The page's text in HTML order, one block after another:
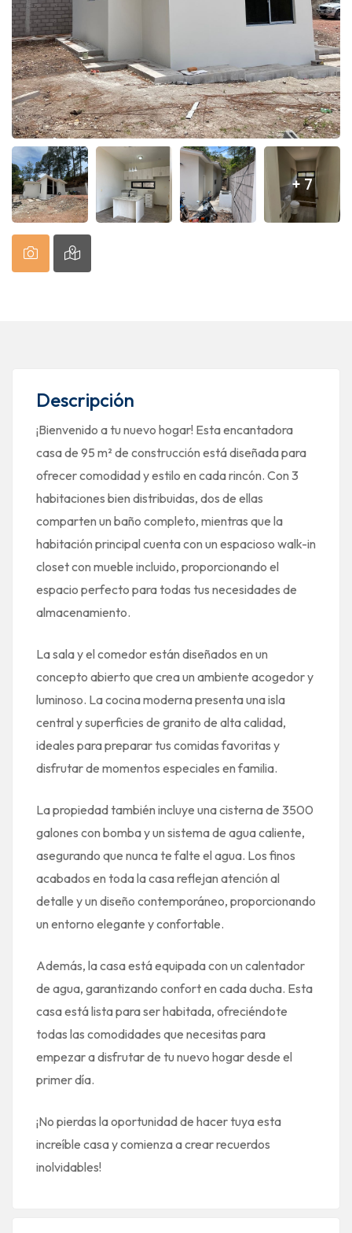
+ 7
Descripción
¡Bienvenido a tu nuevo hogar! Esta encantadora
casa de 95 m² de construcción está diseñada para
ofrecer comodidad y estilo en cada rincón. Con 3
habitaciones bien distribuidas, dos de ellas
comparten un baño completo, mientras que la
habitación principal cuenta con un espacioso walk-in
closet con mueble incluido, proporcionando el
espacio perfecto para todas tus necesidades de
almacenamiento.
La sala y el comedor están diseñados en un
concepto abierto que crea un ambiente acogedor y
luminoso. La cocina moderna presenta una isla
central y superficies de granito de alta calidad,
ideales para preparar tus comidas favoritas y
disfrutar de momentos especiales en familia.
La propiedad también incluye una cisterna de 3500
galones con bomba y un sistema de agua caliente,
asegurando que nunca te falte el agua. Los finos
acabados en toda la casa reflejan atención al
detalle y un diseño contemporáneo, proporcionando
un entorno elegante y confortable.
Además, la casa está equipada con un calentador
de agua, garantizando confort en cada ducha. Esta
casa está lista para ser habitada, ofreciéndote
todas las comodidades que necesitas para
empezar a disfrutar de tu nuevo hogar desde el
primer día.
¡No pierdas la oportunidad de hacer tuya esta
increíble casa y comienza a crear recuerdos
inolvidables!